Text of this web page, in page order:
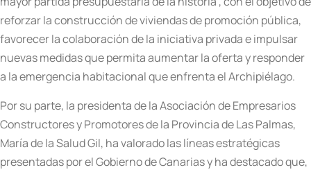
reforzar la construcción de viviendas de promoción pública,
favorecer la colaboración de la iniciativa privada e impulsar
nuevas medidas que permita aumentar la oferta y responder
a la emergencia habitacional que enfrenta el Archipiélago.
Por su parte, la presidenta de la Asociación de Empresarios
Constructores y Promotores de la Provincia de Las Palmas,
María de la Salud Gil, ha valorado las líneas estratégicas
presentadas por el Gobierno de Canarias y ha destacado que,